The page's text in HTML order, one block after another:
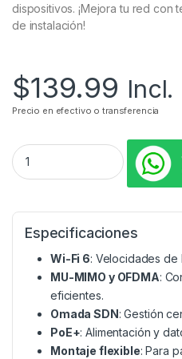
dispositivos. ¡Mejora tu red con
de instalación!
$139.99 Incl.
Precio en efectivo o transferencia
Especificaciones
Wi-Fi 6: Velocidades de
MU-MIMO y OFDMA:
eficientes.
Omada SDN: Gestión
PoE+: Alimentación y
Montaje flexible: Para